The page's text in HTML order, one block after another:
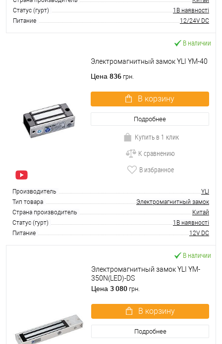
Статус (гурт)
1В наявності
Питание
12/24V DC
В наличии
Электромагнитный замок YLI YM-40
Цена 836 грн.
В корзину
Подробнее
Купить в 1 клик
К сравнению
В избранное
Производитель
YLI
Тип товара
Электромагнитный замок
Страна производитель
Китай
Статус (гурт)
1В наявності
Питание
12V DC
В наличии
Электромагнитный замок YLI YM-
350N(LED)-DS
Цена 3 080 грн.
В корзину
Подробнее